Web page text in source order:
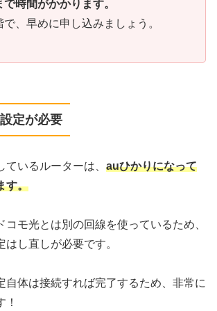
時間がかかります。
、早めに申し込みましょう。
定が必要
ているルーターは、 auひかりになって
す。
コモ光とは別の回線を使っているため、
し直しが必要です。
自体は接続すれば完了するため、非常に
！